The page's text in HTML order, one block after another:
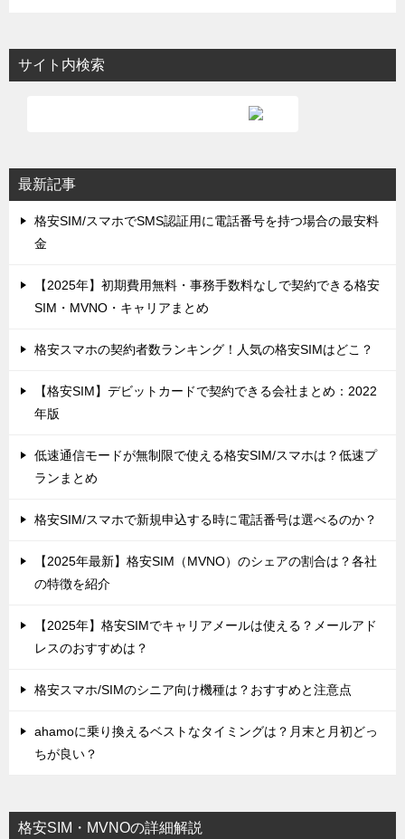
サイト内検索
最新記事
格安SIM/スマホでSMS認証用に電話番号を持つ場合の最安料
金
【2025年】初期費用無料・事務手数料なしで契約できる格安
SIM・MVNO・キャリアまとめ
格安スマホの契約者数ランキング！人気の格安SIMはどこ？
【格安SIM】デビットカードで契約できる会社まとめ：2022
年版
低速通信モードが無制限で使える格安SIM/スマホは？低速プ
ランまとめ
格安SIM/スマホで新規申込する時に電話番号は選べるのか？
【2025年最新】格安SIM（MVNO）のシェアの割合は？各社
の特徴を紹介
【2025年】格安SIMでキャリアメールは使える？メールアド
レスのおすすめは？
格安スマホ/SIMのシニア向け機種は？おすすめと注意点
ahamoに乗り換えるベストなタイミングは？月末と月初どっ
ちが良い？
格安SIM・MVNOの詳細解説